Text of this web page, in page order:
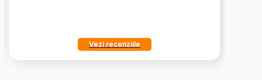
Vezi recenziile